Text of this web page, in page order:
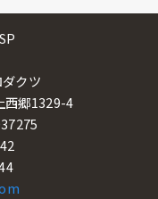
クツ
西郷1329-4